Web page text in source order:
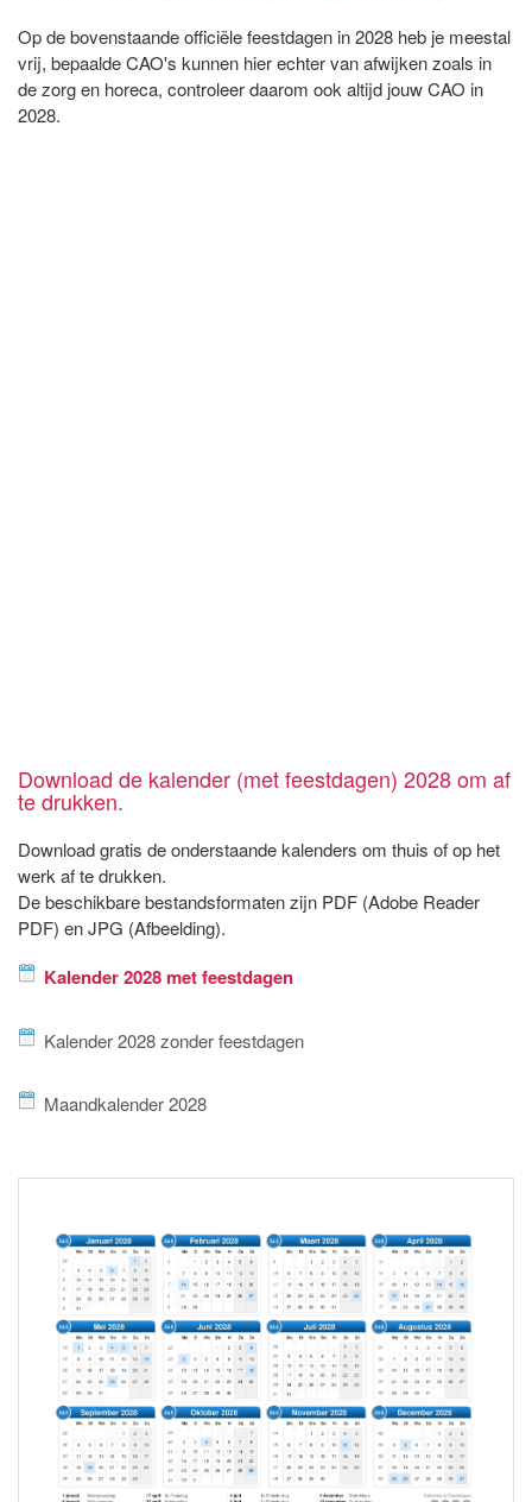
Op de bovenstaande officiële feestdagen in 2028 heb je meestal
vrij, bepaalde CAO's kunnen hier echter van afwijken zoals in
de zorg en horeca, controleer daarom ook altijd jouw CAO in
2028.
Download de kalender (met feestdagen) 2028 om af
te drukken.
Download gratis de onderstaande kalenders om thuis of op het
werk af te drukken.
De beschikbare bestandsformaten zijn PDF (Adobe Reader
PDF) en JPG (Afbeelding).
Kalender 2028 met feestdagen
Kalender 2028 zonder feestdagen
Maandkalender 2028